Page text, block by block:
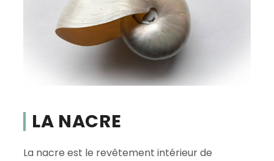
LA NACRE
La nacre est le revêtement intérieur de